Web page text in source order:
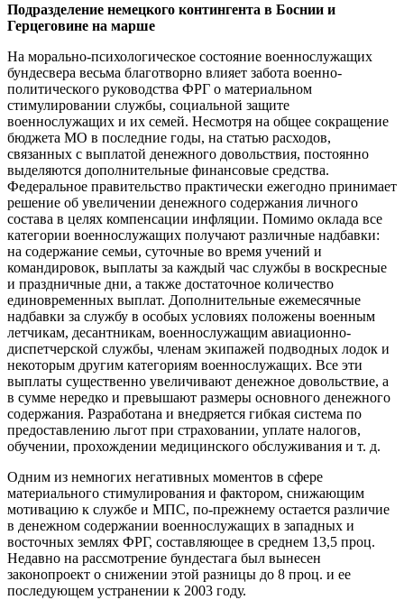
Подразделение немецкого контингента в Боснии и
Герцеговине на марше
На морально-психологическое состояние военнослужащих
бундесвера весьма благотворно влияет забота военно-
политического руководства ФРГ о материальном
стимулировании службы, социальной защите
военнослужащих и их семей. Несмотря на общее сокращение
бюджета МО в последние годы, на статью расходов,
связанных с выплатой денежного довольствия, постоянно
выделяются дополнительные финансовые средства.
Федеральное правительство практически ежегодно принимает
решение об увеличении денежного содержания личного
состава в целях компенсации инфляции. Помимо оклада все
категории военнослужащих получают различные надбавки:
на содержание семьи, суточные во время учений и
командировок, выплаты за каждый час службы в воскресные
и праздничные дни, а также достаточное количество
единовременных выплат. Дополнительные ежемесячные
надбавки за службу в особых условиях положены военным
летчикам, десантникам, военнослужащим авиационно-
диспетчерской службы, членам экипажей подводных лодок и
некоторым другим категориям военнослужащих. Все эти
выплаты существенно увеличивают денежное довольствие, а
в сумме нередко и превышают размеры основного денежного
содержания. Разработана и внедряется гибкая система по
предоставлению льгот при страховании, уплате налогов,
обучении, прохождении медицинского обслуживания и т. д.
Одним из немногих негативных моментов в сфере
материального стимулирования и фактором, снижающим
мотивацию к службе и МПС, по-прежнему остается различие
в денежном содержании военнослужащих в западных и
восточных землях ФРГ, составляющее в среднем 13,5 проц.
Недавно на рассмотрение бундестага был вынесен
законопроект о снижении этой разницы до 8 проц. и ее
последующем устранении к 2003 году.